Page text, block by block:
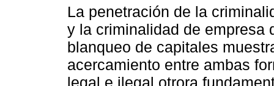
La penetración de la
y la criminalidad de empresa
blanqueo de capitales
acercamiento entre ambas
legal e ilegal otrora